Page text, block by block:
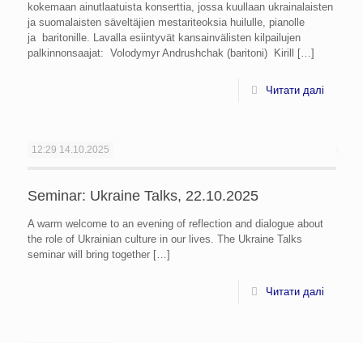
kokemaan ainutlaatuista konserttia, jossa kuullaan ukrainalaisten
ja suomalaisten säveltäjien mestariteoksia huilulle, pianolle
ja baritonille. Lavalla esiintyvät kansainvälisten kilpailujen
palkinnonsaajat: Volodymyr Andrushchak (baritoni) Kirill
[…]
Читати далі
12:29 14.10.2025
Seminar: Ukraine Talks, 22.10.2025
A warm welcome to an evening of reflection and dialogue about
the role of Ukrainian culture in our lives. The Ukraine Talks
seminar will bring together[…]
Читати далі